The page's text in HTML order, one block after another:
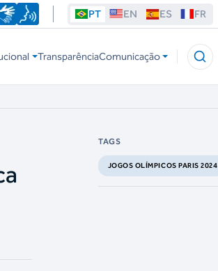
PT EN ES FR
TransparênciaComunicação
TAGS
JOGOS OLÍMPICOS PARIS 2024